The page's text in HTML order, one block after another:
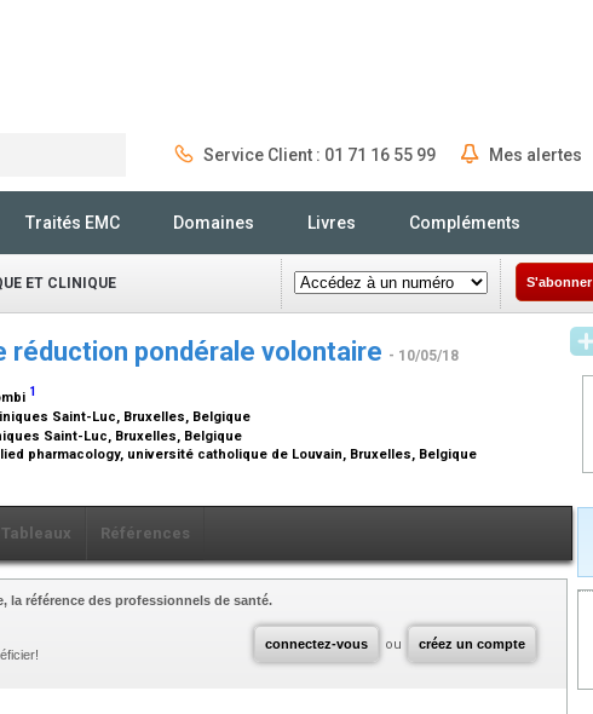
Service Client : 01 71 16 55 99 Mes alertes
Traités EMC Domaines Livres Compléments
ET CLINIQUE S'abonner
réduction pondérale volontaire - 10/05/18
1
Saint-Luc, Bruxelles, Belgique
Saint-Luc, Bruxelles, Belgique
pharmacology, université catholique de Louvain, Bruxelles, Belgique
Tableaux Références
connectez-vous ou créez un compte
la référence des professionnels de santé.